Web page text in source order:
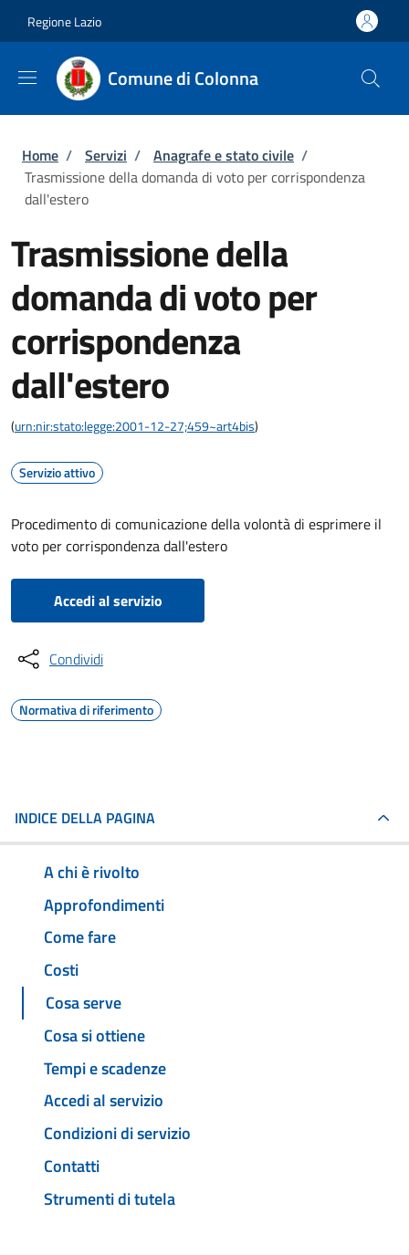
Regione Lazio
Comune di Colonna
Briciole di pane
Home / Servizi / Anagrafe e stato civile /
Trasmissione della domanda di voto per corrispondenza
dall'estero
Trasmissione della
domanda di voto per
corrispondenza
dall'estero
(urn:nir:stato:legge:2001-12-27;459~art4bis)
Servizio attivo
Procedimento di comunicazione della volontà di esprimere il
voto per corrispondenza dall'estero
Accedi al servizio
Condividi
Normativa di riferimento
INDICE DELLA PAGINA
A chi è rivolto
Approfondimenti
Come fare
Costi
Cosa serve
Cosa si ottiene
Tempi e scadenze
Accedi al servizio
Condizioni di servizio
Contatti
Strumenti di tutela